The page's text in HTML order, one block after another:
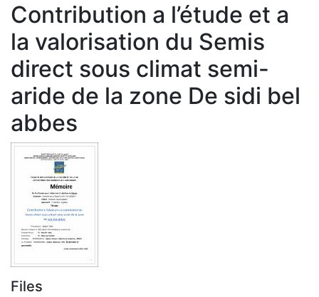
Contribution a l’étude et a
la valorisation du Semis
direct sous climat semi-
aride de la zone De sidi bel
abbes
Files